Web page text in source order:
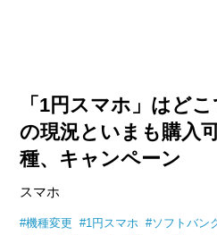
「1円スマホ」はど
の現況といまも購入
種、キャンペーン
スマホ
#機種変更 #1円スマホ #ソフトバン